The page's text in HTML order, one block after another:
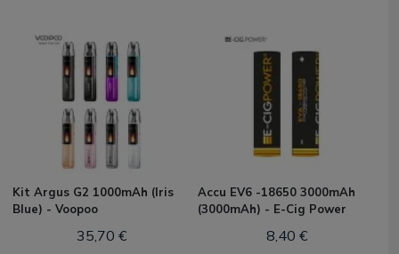
Kit Argus G2 1000mAh (Iris
Blue) - Voopoo
35,70 €
Accu EV6 -18650 3000mAh
(3000mAh) - E-Cig Power
8,40 €